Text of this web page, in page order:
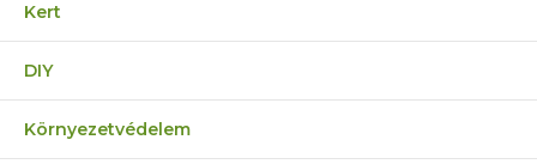
Kert
DIY
Környezetvédelem